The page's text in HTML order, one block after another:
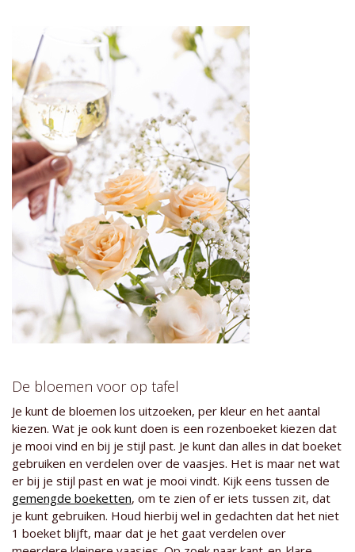
De bloemen voor op tafel
Je kunt de bloemen los uitzoeken, per kleur en het aantal
kiezen. Wat je ook kunt doen is een rozenboeket kiezen dat
je mooi vind en bij je stijl past. Je kunt dan alles in dat boeket
gebruiken en verdelen over de vaasjes. Het is maar net wat
er bij je stijl past en wat je mooi vindt. Kijk eens tussen de
gemengde boeketten, om te zien of er iets tussen zit, dat
je kunt gebruiken. Houd hierbij wel in gedachten dat het niet
1 boeket blijft, maar dat je het gaat verdelen over